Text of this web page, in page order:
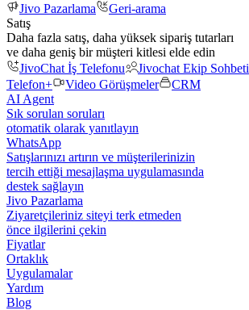
Jivo Pazarlama
Geri-arama
Satış
Daha fazla satış, daha yüksek sipariş tutarları
ve daha geniş bir müşteri kitlesi elde edin
JivoChat İş Telefonu
Jivochat Ekip Sohbeti
Telefon+
Video Görüşmeler
CRM
AI Agent
Sık sorulan soruları
otomatik olarak yanıtlayın
WhatsApp
Satışlarınızı artırın ve müşterilerinizin
tercih ettiği mesajlaşma uygulamasında
destek sağlayın
Jivo Pazarlama
Ziyaretçileriniz siteyi terk etmeden
önce ilgilerini çekin
Fiyatlar
Ortaklık
Uygulamalar
Yardım
Blog